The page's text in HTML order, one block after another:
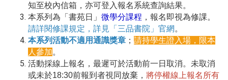
知至校內信箱，亦可登入報名系統查詢結果。
本系列為「書苑日」 微學分課程 ，報名即視為修課。
請詳閱修課規定，詳見「三品書院」官網 。
本系列活動不適用通識獎章 ； 請持學生證入場，限本
人參加。
活動採線上報名，最遲可於活動前一日取消。未取消
或未於18:30前報到者視同放棄， 將停權線上報名所有